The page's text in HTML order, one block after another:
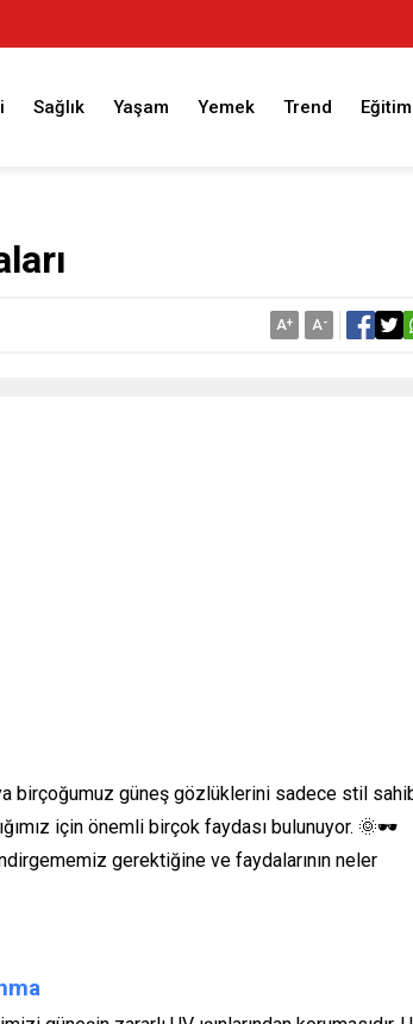
Sağlık Yaşam Yemek Trend Eğitim
A+ A-
birçoğumuz güneş gözlüklerini sadece stil
için önemli birçok faydası bulunuyor. 🌞🕶️
gerektiğine ve faydalarının neler